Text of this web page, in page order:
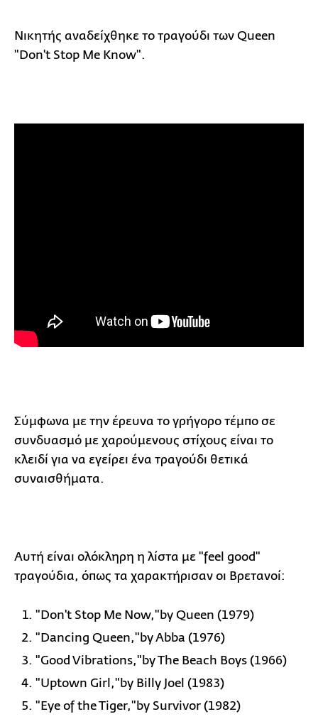
Νικητής αναδείχθηκε το τραγούδι των Queen
"Don't Stop Me Know".
Σύμφωνα με την έρευνα το γρήγορο τέμπο σε
συνδυασμό με χαρούμενους στίχους είναι το
κλειδί για να εγείρει ένα τραγούδι θετικά
συναισθήματα.
Αυτή είναι ολόκληρη η λίστα με "feel good"
τραγούδια, όπως τα χαρακτήρισαν οι Βρετανοί:
"Don't Stop Me Now,"by Queen (1979)
"Dancing Queen,"by Abba (1976)
"Good Vibrations,"by The Beach Boys (1966)
"Uptown Girl,"by Billy Joel (1983)
"Eye of the Tiger,"by Survivor (1982)